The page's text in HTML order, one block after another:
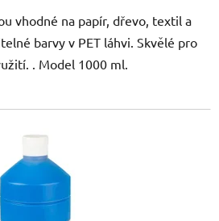
vhodné na papír, dřevo, textil a
barvy v PET láhvi. Skvělé pro
. Model 1000 ml.